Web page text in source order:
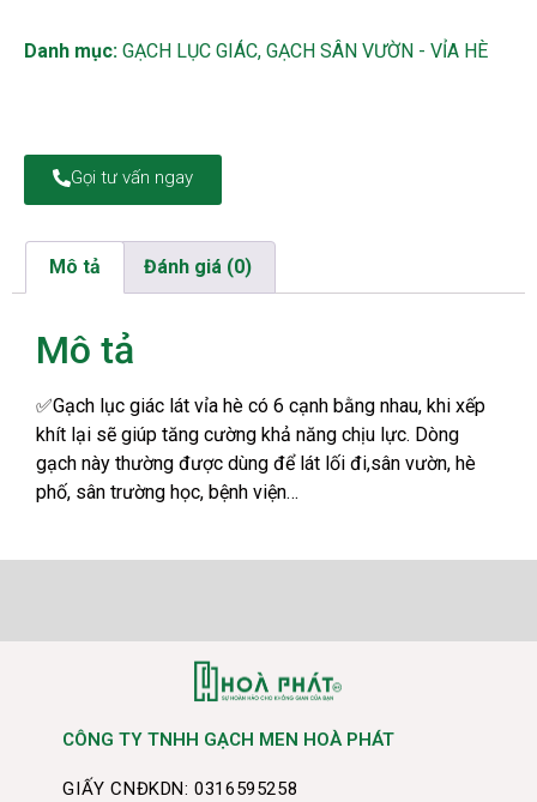
Danh mục: GẠCH LỤC GIÁC, GẠCH SÂN VƯỜN - VỈA HÈ
Gọi tư vấn ngay
Mô tả Đánh giá (0)
Mô tả
✅Gạch lục giác lát vỉa hè có 6 cạnh bằng nhau, khi xếp
khít lại sẽ giúp tăng cường khả năng chịu lực. Dòng
gạch này thường được dùng để lát lối đi,sân vườn, hè
phố, sân trường học, bệnh viện…
CÔNG TY TNHH GẠCH MEN HOÀ PHÁT
GIẤY CNĐKDN: 0316595258